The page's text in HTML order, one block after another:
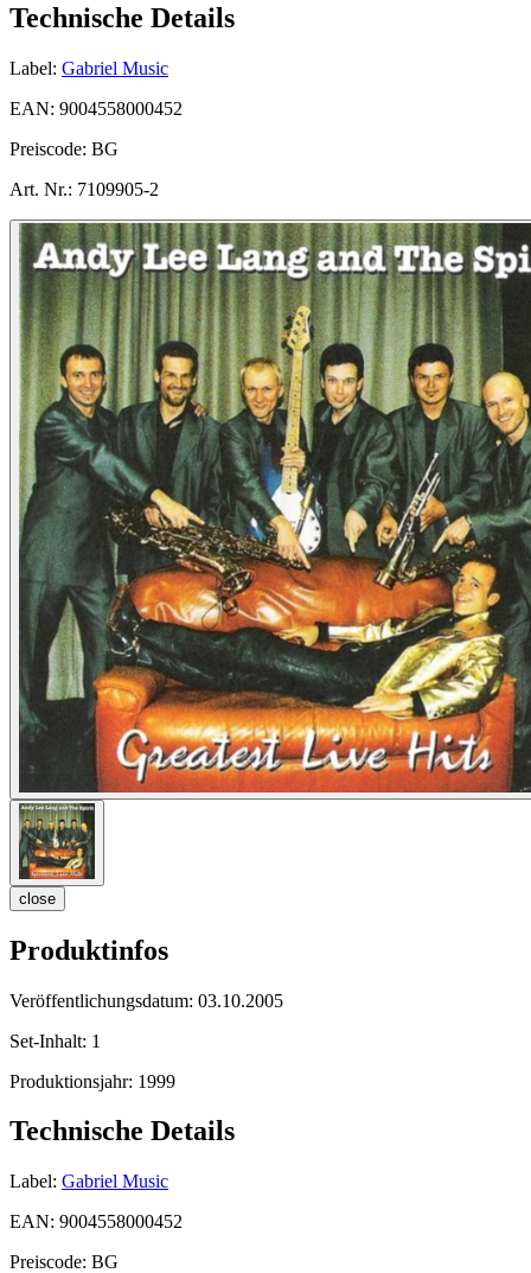
Technische Details
Label: Gabriel Music
EAN: 9004558000452
Preiscode: BG
Art. Nr.: 7109905-2
close
Produktinfos
Veröffentlichungsdatum: 03.10.2005
Set-Inhalt: 1
Produktionsjahr: 1999
Technische Details
Label: Gabriel Music
EAN: 9004558000452
Preiscode: BG